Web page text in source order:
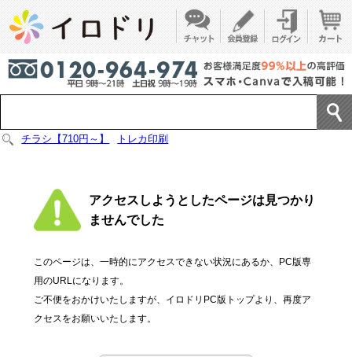
チラシ【710円～】 トレカ印刷
アクセスしようとしたページは見つかり
ませんでした
このページは、一時的にアクセスできない状況にあるか、PC版専
用のURLになります。
ご不便をおかけいたしますが、イロドリPC版トップより、再度ア
クセスをお願いいたします。